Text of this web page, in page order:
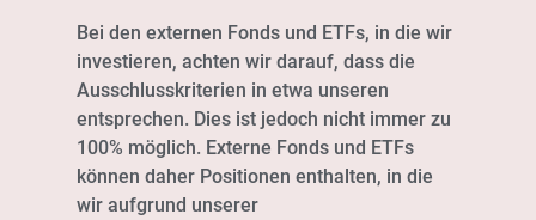
Bei den externen Fonds und ETFs, in die wir
investieren, achten wir darauf, dass die
Ausschlusskriterien in etwa unseren
entsprechen. Dies ist jedoch nicht immer zu
100% möglich. Externe Fonds und ETFs
können daher Positionen enthalten, in die
wir aufgrund unserer